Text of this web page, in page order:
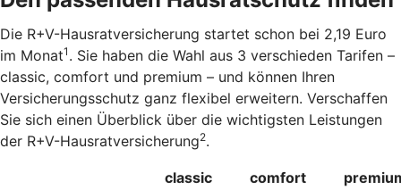
Die R+V-Hausratversicherung startet schon bei 2,19 Euro
im Monat1 . Sie haben die Wahl aus 3 verschieden Tarifen –
classic, comfort und premium – und können Ihren
Versicherungsschutz ganz flexibel erweitern. Verschaffen
Sie sich einen Überblick über die wichtigsten Leistungen
der R+V-Hausratversicherung2.
classic comfort